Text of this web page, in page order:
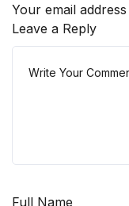
Your email
Leave a Reply
Full Name